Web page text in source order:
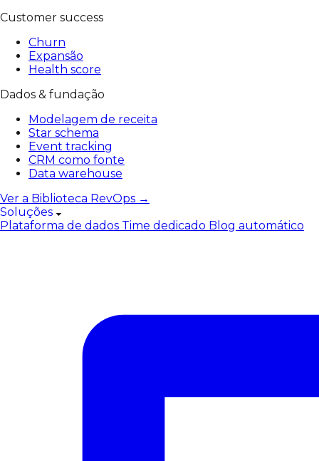
Customer success
Churn
Expansão
Health score
Dados & fundação
Modelagem de receita
Star schema
Event tracking
CRM como fonte
Data warehouse
Ver a Biblioteca RevOps →
Soluções
Plataforma de dados Time dedicado Blog automático